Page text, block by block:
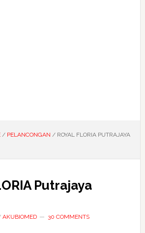
/ PELANCONGAN /ROYAL FLORIA PUTRAJAYA
Putrajaya
AKUBIOMED 30 COMMENTS